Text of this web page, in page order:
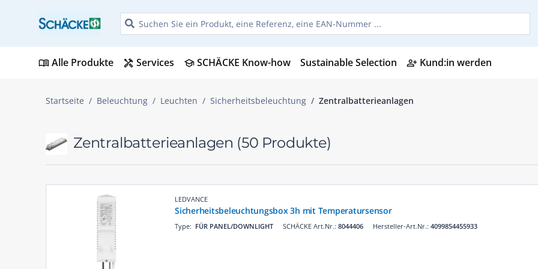
menu_bookAlle Produkte handyman Services schoolSCHÄCKE Know-how Sustainable Selection person_add_alt Kund:in werden
Startseite Beleuchtung Leuchten Sicherheitsbeleuchtung Zentralbatterieanlagen
Zentralbatterieanlagen (50 Produkte)
LEDVANCE
Sicherheitsbeleuchtungsbox 3h mit Temperatursensor
SCHÄCKE Art.Nr.: 8044406
Type: FÜR PANEL/DOWNLIGHT Hersteller-Art.Nr.: 4099854455933